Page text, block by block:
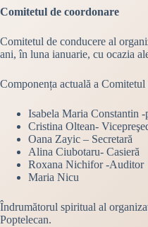
Comitetul de coordonare
Comitetul de conducere al
ani, în luna ianuarie, cu ocazia
Componența actuală a
Isabela Maria Constantin -
Cristina Oltean-
Oana Zayic – Secretară
Alina Ciubotaru- Casieră
Roxana Nichifor -Auditor
Maria Nicu
Îndrumătorul spiritual al
Poptelecan.